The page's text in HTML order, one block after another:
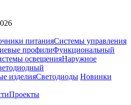
питанияСистемы управления
профилиФункциональный
освещенияНаружное
изделияСветодиоды Новинки
Проекты